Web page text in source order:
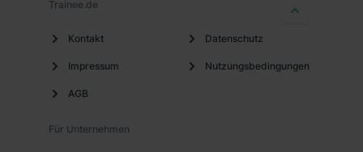
Trainee.de
Kontakt
Impressum
AGB
Datenschutz
Nutzungsbedingungen
Für Unternehmen